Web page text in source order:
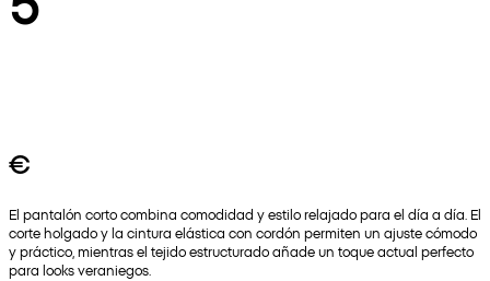
€
El pantalón corto combina comodidad y estilo relajado para el día a día. El
corte holgado y la cintura elástica con cordón permiten un ajuste cómodo
y práctico, mientras el tejido estructurado añade un toque actual perfecto
para looks veraniegos.